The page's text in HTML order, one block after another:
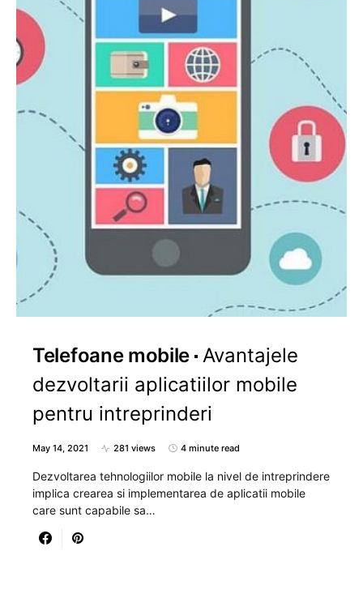
Telefoane mobile Avantajele
dezvoltarii aplicatiilor mobile
pentru intreprinderi
May 14, 2021 281 views 4 minute read
Dezvoltarea tehnologiilor mobile la nivel de intreprindere
implica crearea si implementarea de aplicatii mobile
care sunt capabile sa…